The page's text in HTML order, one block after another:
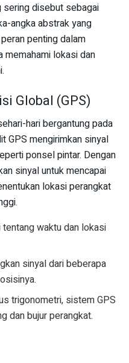
sering disebut sebagai
angka abstrak yang
penting dalam
memahami lokasi dan
Global (GPS)
hari bergantung pada
GPS mengirimkan sinyal
ponsel pintar. Dengan
sinyal untuk mencapai
lokasi perangkat
waktu dan lokasi
sinyal dari beberapa
trigonometri, sistem GPS
dan bujur perangkat.